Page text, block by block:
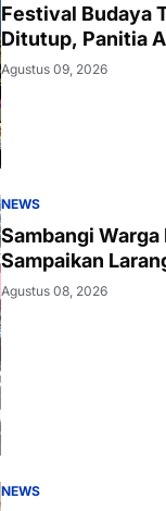
Festival Budaya
Ditutup, Panitia
Agustus 09, 2026
NEWS
Sambangi
Sampaikan
Agustus 08, 2026
NEWS